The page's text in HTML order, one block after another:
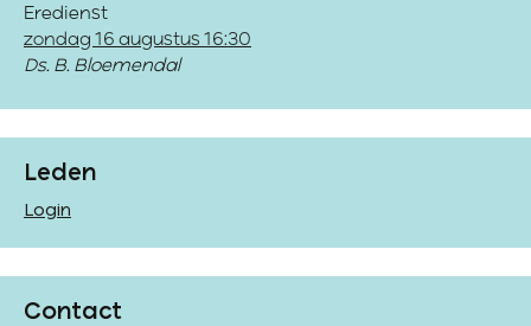
Eredienst
zondag 16 augustus 16:30
Ds. B. Bloemendal
Leden
Login
Contact